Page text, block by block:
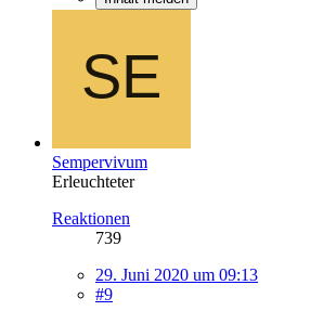
Sempervivum
Erleuchteter
Reaktionen
739
29. Juni 2020 um 09:13
#9